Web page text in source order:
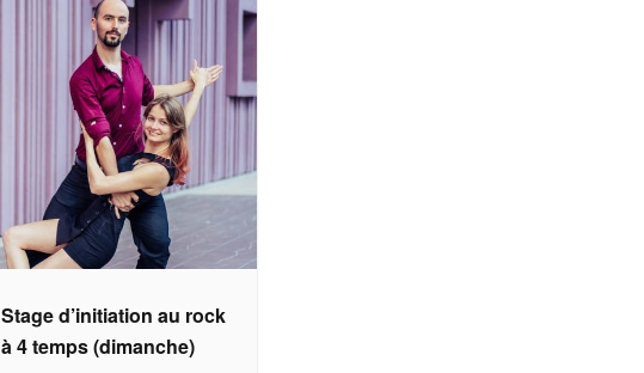
Stage d’initiation au rock
à 4 temps (dimanche)